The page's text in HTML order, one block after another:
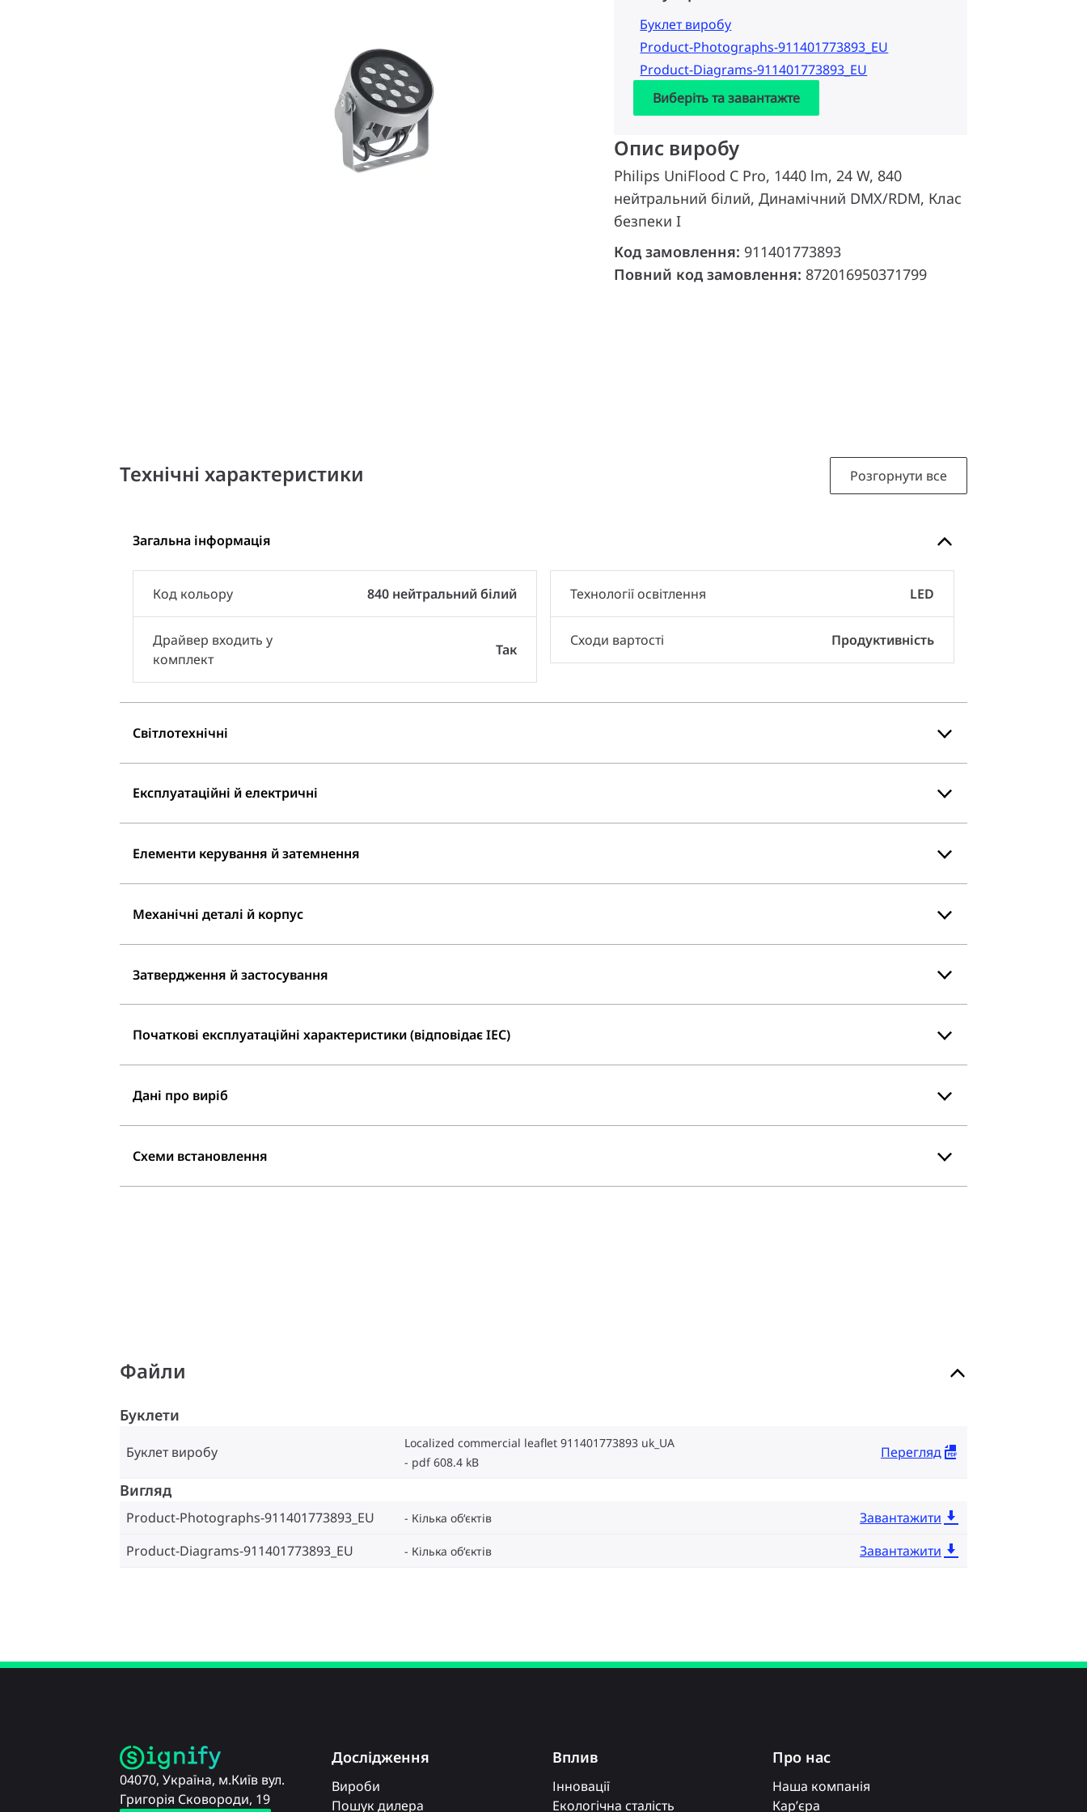
Буклет виробу
Product-Photographs-911401773893_EU
Product-Diagrams-911401773893_EU
Виберіть та завантажте
Опис виробу
Philips UniFlood C Pro, 1440 lm, 24 W, 840
нейтральний білий, Динамічний DMX/RDM, Клас
безпеки I
Код замовлення: 911401773893
Повний код замовлення: 872016950371799
Технічні характеристики Розгорнути все
Загальна інформація
Код кольору 840 нейтральний білий
Драйвер входить у
комплект
Так
Технології освітлення LED
Сходи вартості Продуктивність
Світлотехнічні
Експлуатаційні й електричні
Елементи керування й затемнення
Механічні деталі й корпус
Затвердження й застосування
Початкові експлуатаційні характеристики (відповідає IEC)
Дані про виріб
Схеми встановлення
Файли
Буклети
Буклет виробу
Localized commercial leaflet 911401773893 uk_UA
pdf 608.4 kB
Перегляд
Вигляд
Product-Photographs-911401773893_EU Кілька об‘єктів
Завантажити
Product-Diagrams-911401773893_EU
Кілька об‘єктів Завантажити
04070, Україна, м.Київ вул.
Григорія Сковороди, 19
Дослідження
Вироби
Пошук дилера
Вплив
Інновації
Екологічна сталість
Про нас
Наша компанія
Кар’єра